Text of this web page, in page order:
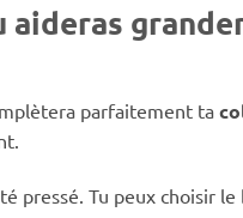
parfaitement ta
pressé. Tu peux choisir le